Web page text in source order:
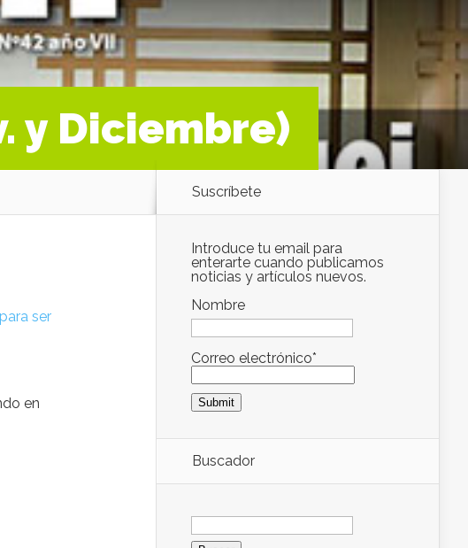
y Diciembre)
ser
en
Suscríbete
Introduce tu email para
enterarte cuando publicamos
noticias y artículos nuevos.
Nombre
Correo electrónico*
Buscador
Buscar: